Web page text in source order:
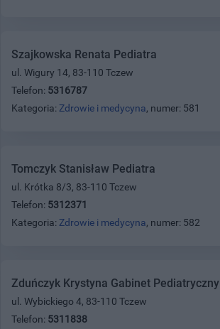
Szajkowska Renata Pediatra
ul. Wigury 14, 83-110 Tczew
Telefon: 5316787
Kategoria: Zdrowie i medycyna, numer: 581
Tomczyk Stanisław Pediatra
ul. Krótka 8/3, 83-110 Tczew
Telefon: 5312371
Kategoria: Zdrowie i medycyna, numer: 582
Zduńczyk Krystyna Gabinet Pediatryczny
ul. Wybickiego 4, 83-110 Tczew
Telefon: 5311838